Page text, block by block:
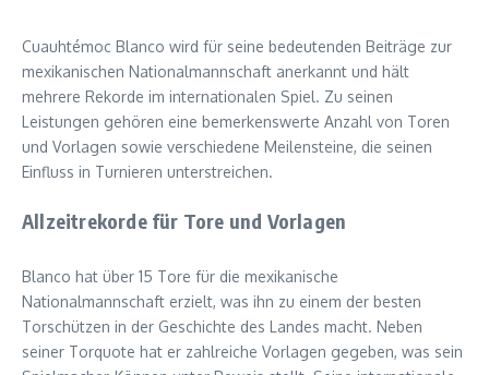
Cuauhtémoc Blanco wird für seine bedeutenden Beiträge zur
mexikanischen Nationalmannschaft anerkannt und hält
mehrere Rekorde im internationalen Spiel. Zu seinen
Leistungen gehören eine bemerkenswerte Anzahl von Toren
und Vorlagen sowie verschiedene Meilensteine, die seinen
Einfluss in Turnieren unterstreichen.
Allzeitrekorde für Tore und Vorlagen
Blanco hat über 15 Tore für die mexikanische
Nationalmannschaft erzielt, was ihn zu einem der besten
Torschützen in der Geschichte des Landes macht. Neben
seiner Torquote hat er zahlreiche Vorlagen gegeben, was sein